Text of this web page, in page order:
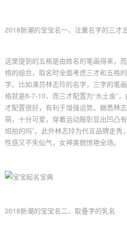
2018新潮的宝宝名一、注重名字的三才
这里提到的五格是由姓名的笔画得来，
格的组合，取名时全面考虑三才和五格
字。比如演员林志玲的名字，三字的笔
格就是8-7-10，而三才配置为“水土金”
才配置很好，有利于增强运势。据悉林
萌，十分可爱，穿着运动服彰显出凹凸
旭拍的吗”。此外林志玲为代言品牌走秀
性感又不失仙气，女神美貌惊艳全场。
2018新潮的宝宝名二、取叠字的乳名